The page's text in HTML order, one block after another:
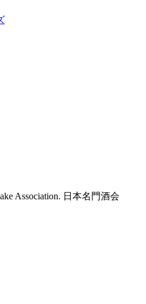
Association. 日本名門酒会